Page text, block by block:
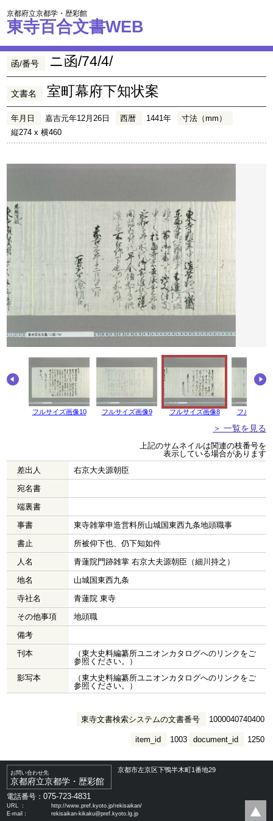
京都府立京都学・歴彩館
東寺百合文書WEB
函/番号 ニ函/74/4/
文書名 室町幕府下知状案
年月日 嘉吉元年12月26日 西暦 1441年
寸法（mm）
縦274 x 横460
フルサイズ画像10 フルサイズ画像9 フルサイズ画像8 フルサイズ
＞ 一覧を見る
上記のサムネイルは関連の枝番号を
表示している場合があります
差出人
右京大夫源朝臣
宛名書
端裏書
事書
東寺雑掌申造営料所山城国東西九条地頭職事
書止
所被仰下也、仍下知如件
人名
青蓮院門跡雑掌 右京大夫源朝臣（細川持之）
地名
山城国東西九条
寺社名
青蓮院 東寺
その他事項
地頭職
備考
刊本
（東大史料編纂所ユニオンカタログへのリンクをご
参照ください。）
影写本
（東大史料編纂所ユニオンカタログへのリンクをご
参照ください。）
東寺文書検索システムの文書番号 1000040740400
document_id 1250
item_id 1003
お問い合わせ先
京都府立京都学・歴彩館
京都市左京区下鴨半木町1番地29
電話番号：075-723-4831
URL ：
http://www.pref.kyoto.jp/rekisaikan/
E-mail：
rekisaikan-kikaku@pref.kyoto.lg.jp